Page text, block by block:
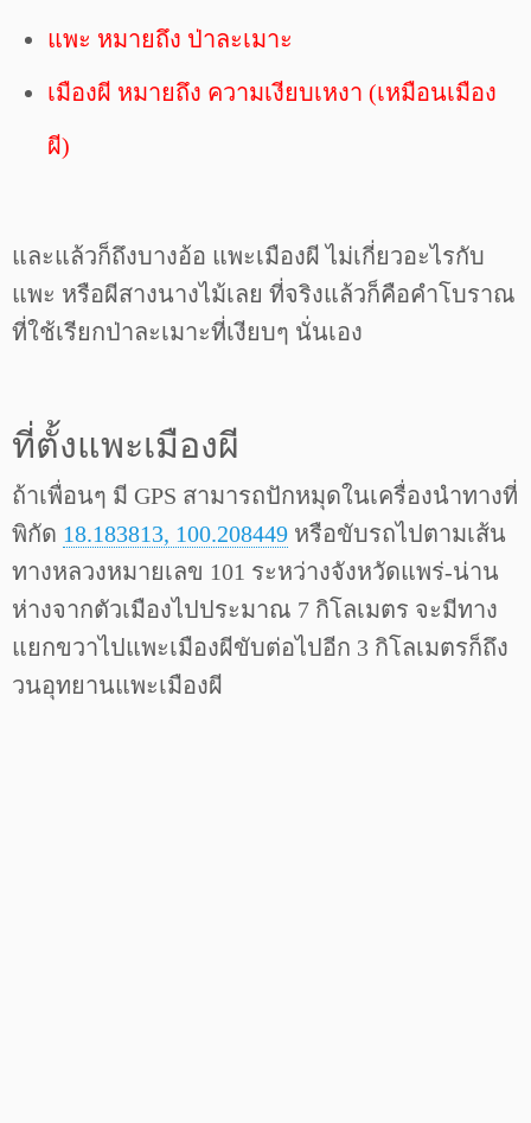
แพะ หมายถึง ป่าละเมาะ
เมืองผี หมายถึง ความเงียบเหงา (เหมือนเมือง
ผี)
และแล้วก็ถึงบางอ้อ แพะเมืองผี ไม่เกี่ยวอะไรกับ
แพะ หรือผีสางนางไม้เลย ที่จริงแล้วก็คือคำโบราณ
ที่ใช้เรียกป่าละเมาะที่เงียบๆ นั่นเอง
ที่ตั้งแพะเมืองผี
ถ้าเพื่อนๆ มี GPS สามารถปักหมุดในเครื่องนำทางที่
พิกัด 18.183813, 100.208449 หรือขับรถไปตามเส้น
ทางหลวงหมายเลข 101 ระหว่างจังหวัดแพร่-น่าน
ห่างจากตัวเมืองไปประมาณ 7 กิโลเมตร จะมีทาง
แยกขวาไปแพะเมืองผีขับต่อไปอีก 3 กิโลเมตรก็ถึง
วนอุทยานแพะเมืองผี